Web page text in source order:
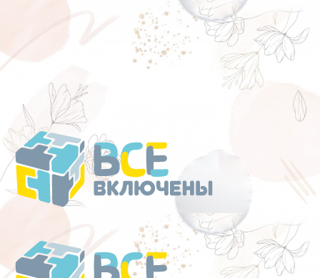
Перейти
к
содержанию